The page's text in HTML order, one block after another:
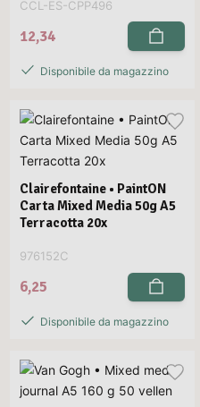
CCL-ES-CPP496
12,34
Disponibile da magazzino
Clairefontaine • PaintON
Carta Mixed Media 50g A5
Terracotta 20x
976152C
6,25
Disponibile da magazzino